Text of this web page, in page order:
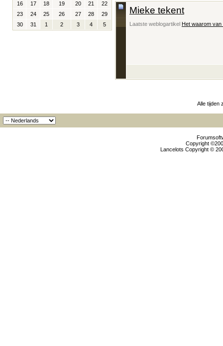
Mieke tekent
Laatste weblogartikel Het waarom van
16
17 18 19 20 21
22
23
24 25 26 27 28
29
30
31 1 2 3 4 5
Alle tijden
Copyright
Lancelots Copyright ©